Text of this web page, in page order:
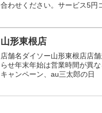
合わせください。サービス5円
山形東根店
店舗名ダイソー山形東根店店
らせ年末年始は営業時間が異
キャンペーン、au三太郎の日